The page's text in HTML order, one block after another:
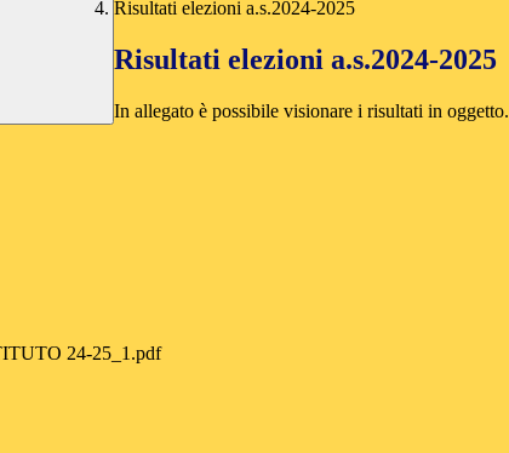
Risultati elezioni a.s.2024-2025
Risultati elezioni a.s.2024-2025
In allegato è possibile visionare i risultati in oggetto.
24-25_1.pdf